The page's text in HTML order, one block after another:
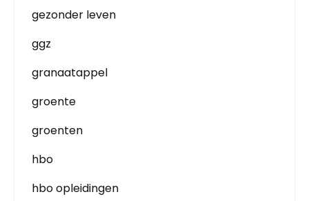
gezonder leven
ggz
granaatappel
groente
groenten
hbo
hbo opleidingen